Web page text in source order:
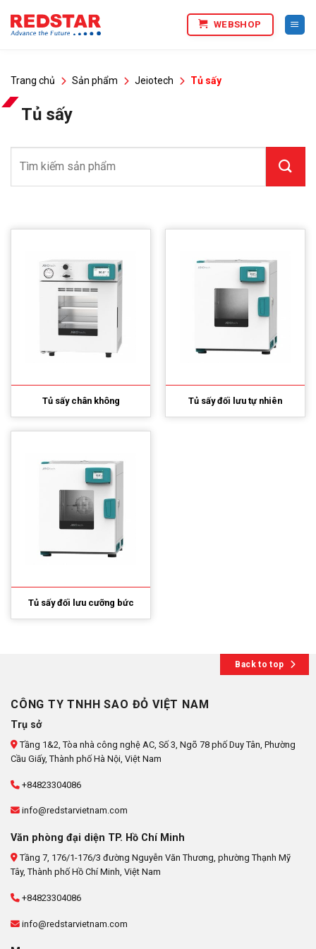
qua
WEBSHOP
Trang chủ Sản phẩm Jeiotech Tủ sấy
Tủ sấy
kiếm:
Tủ sấy chân không Tủ sấy đối lưu tự nhiên
Tủ sấy đối lưu cưỡng bức
Back to top
CÔNG TY TNHH SAO ĐỎ VIỆT NAM
Trụ sở
Tầng 1&2, Tòa nhà công nghệ AC, Số 3, Ngõ 78 phố Duy Tân, Phường
Cầu Giấy, Thành phố Hà Nội, Việt Nam
+84823304086
info@redstarvietnam.com
Văn phòng đại diện TP. Hồ Chí Minh
Tầng 7, 176/1-176/3 đường Nguyễn Văn Thương, phường Thạnh Mỹ
Tây, Thành phố Hồ Chí Minh, Việt Nam
+84823304086
info@redstarvietnam.com